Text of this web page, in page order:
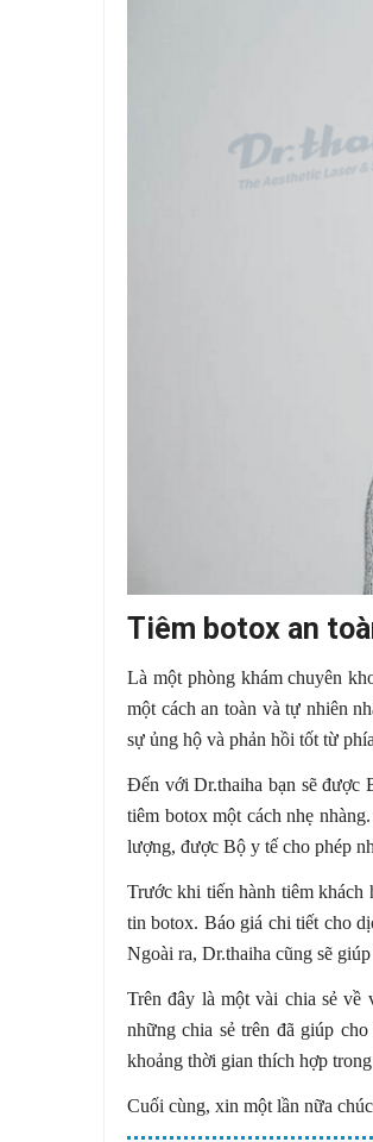
Tiêm botox an
Là một phòng khám chuyên
một cách an toàn và tự nhiên
sự ủng hộ và phản hồi tốt từ
Đến với Dr.thaiha bạn sẽ được
tiêm botox một cách nhẹ
lượng, được Bộ y tế cho phép
Trước khi tiến hành tiêm khách
tin botox. Báo giá chi tiết cho
Ngoài ra, Dr.thaiha cũng sẽ
Trên đây là một vài chia sẻ về
những chia sẻ trên đã giúp
khoảng thời gian thích hợp
Cuối cùng, xin một lần nữa